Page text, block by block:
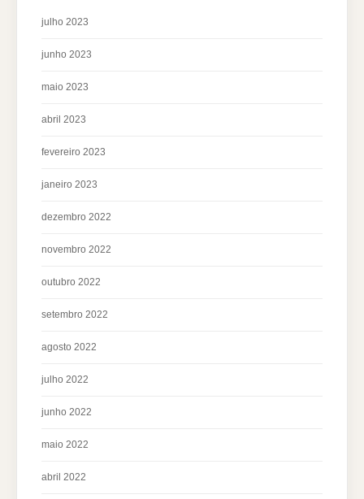
julho 2023
junho 2023
maio 2023
abril 2023
fevereiro 2023
janeiro 2023
dezembro 2022
novembro 2022
outubro 2022
setembro 2022
agosto 2022
julho 2022
junho 2022
maio 2022
abril 2022